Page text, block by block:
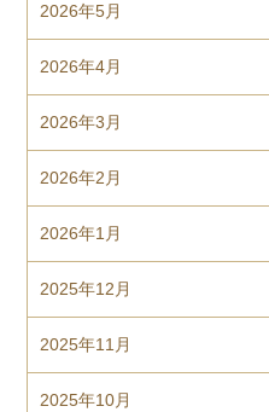
2026年5月
2026年4月
2026年3月
2026年2月
2026年1月
2025年12月
2025年11月
2025年10月